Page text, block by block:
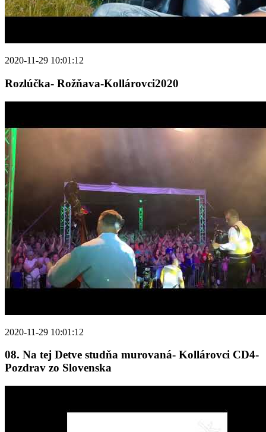
2020-11-29 10:01:12
Rozlúčka- Rožňava-Kollárovci2020
2020-11-29 10:01:12
08. Na tej Detve studňa murovaná- Kollárovci CD4-
Pozdrav zo Slovenska